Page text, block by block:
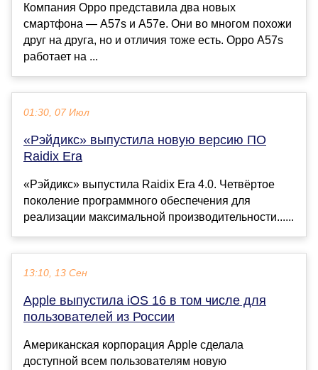
Компания Oppo представила два новых
смартфона — A57s и A57e. Они во многом похожи
друг на друга, но и отличия тоже есть. Oppo A57s
работает на ...
01:30, 07 Июл
«Рэйдикс» выпустила новую версию ПО
Raidix Era
«Рэйдикс» выпустила Raidix Era 4.0. Четвёртое
поколение программного обеспечения для
реализации максимальной производительности......
13:10, 13 Сен
Apple выпустила iOS 16 в том числе для
пользователей из России
Американская корпорация Apple сделала
доступной всем пользователям новую